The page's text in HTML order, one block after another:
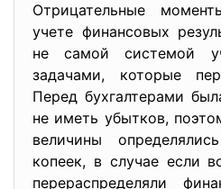
Отрицательные
учете финансовых
не самой системой
задачами, которые
Перед бухгалтерами
не иметь убытков,
величины
копеек, в случае если
перераспределяли